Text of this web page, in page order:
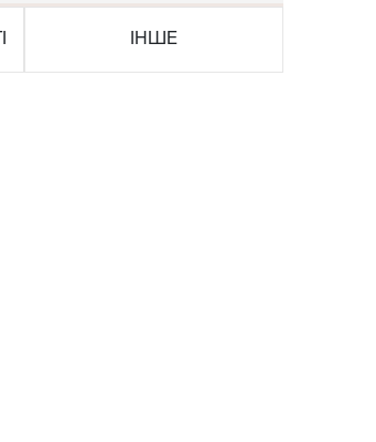
ІНШЕ